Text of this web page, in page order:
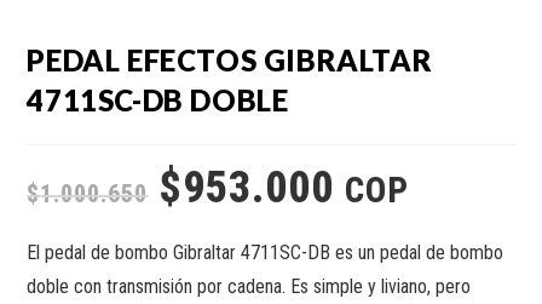
PEDAL EFECTOS GIBRALTAR
4711SC-DB DOBLE
$1.000.650 $953.000 COP
El pedal de bombo Gibraltar 4711SC-DB es un pedal de bombo
doble con transmisión por cadena. Es simple y liviano, pero